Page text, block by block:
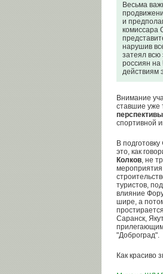
Весьма
и
комиссара
нарушив
затеял всю
россиян на
действиям
Внимание
ставшие уже
спортивной
В
это, как
Колков, не
мероприятия
туристов,
влияние
шире, а
Саранск,
"Доброград".
Как красиво